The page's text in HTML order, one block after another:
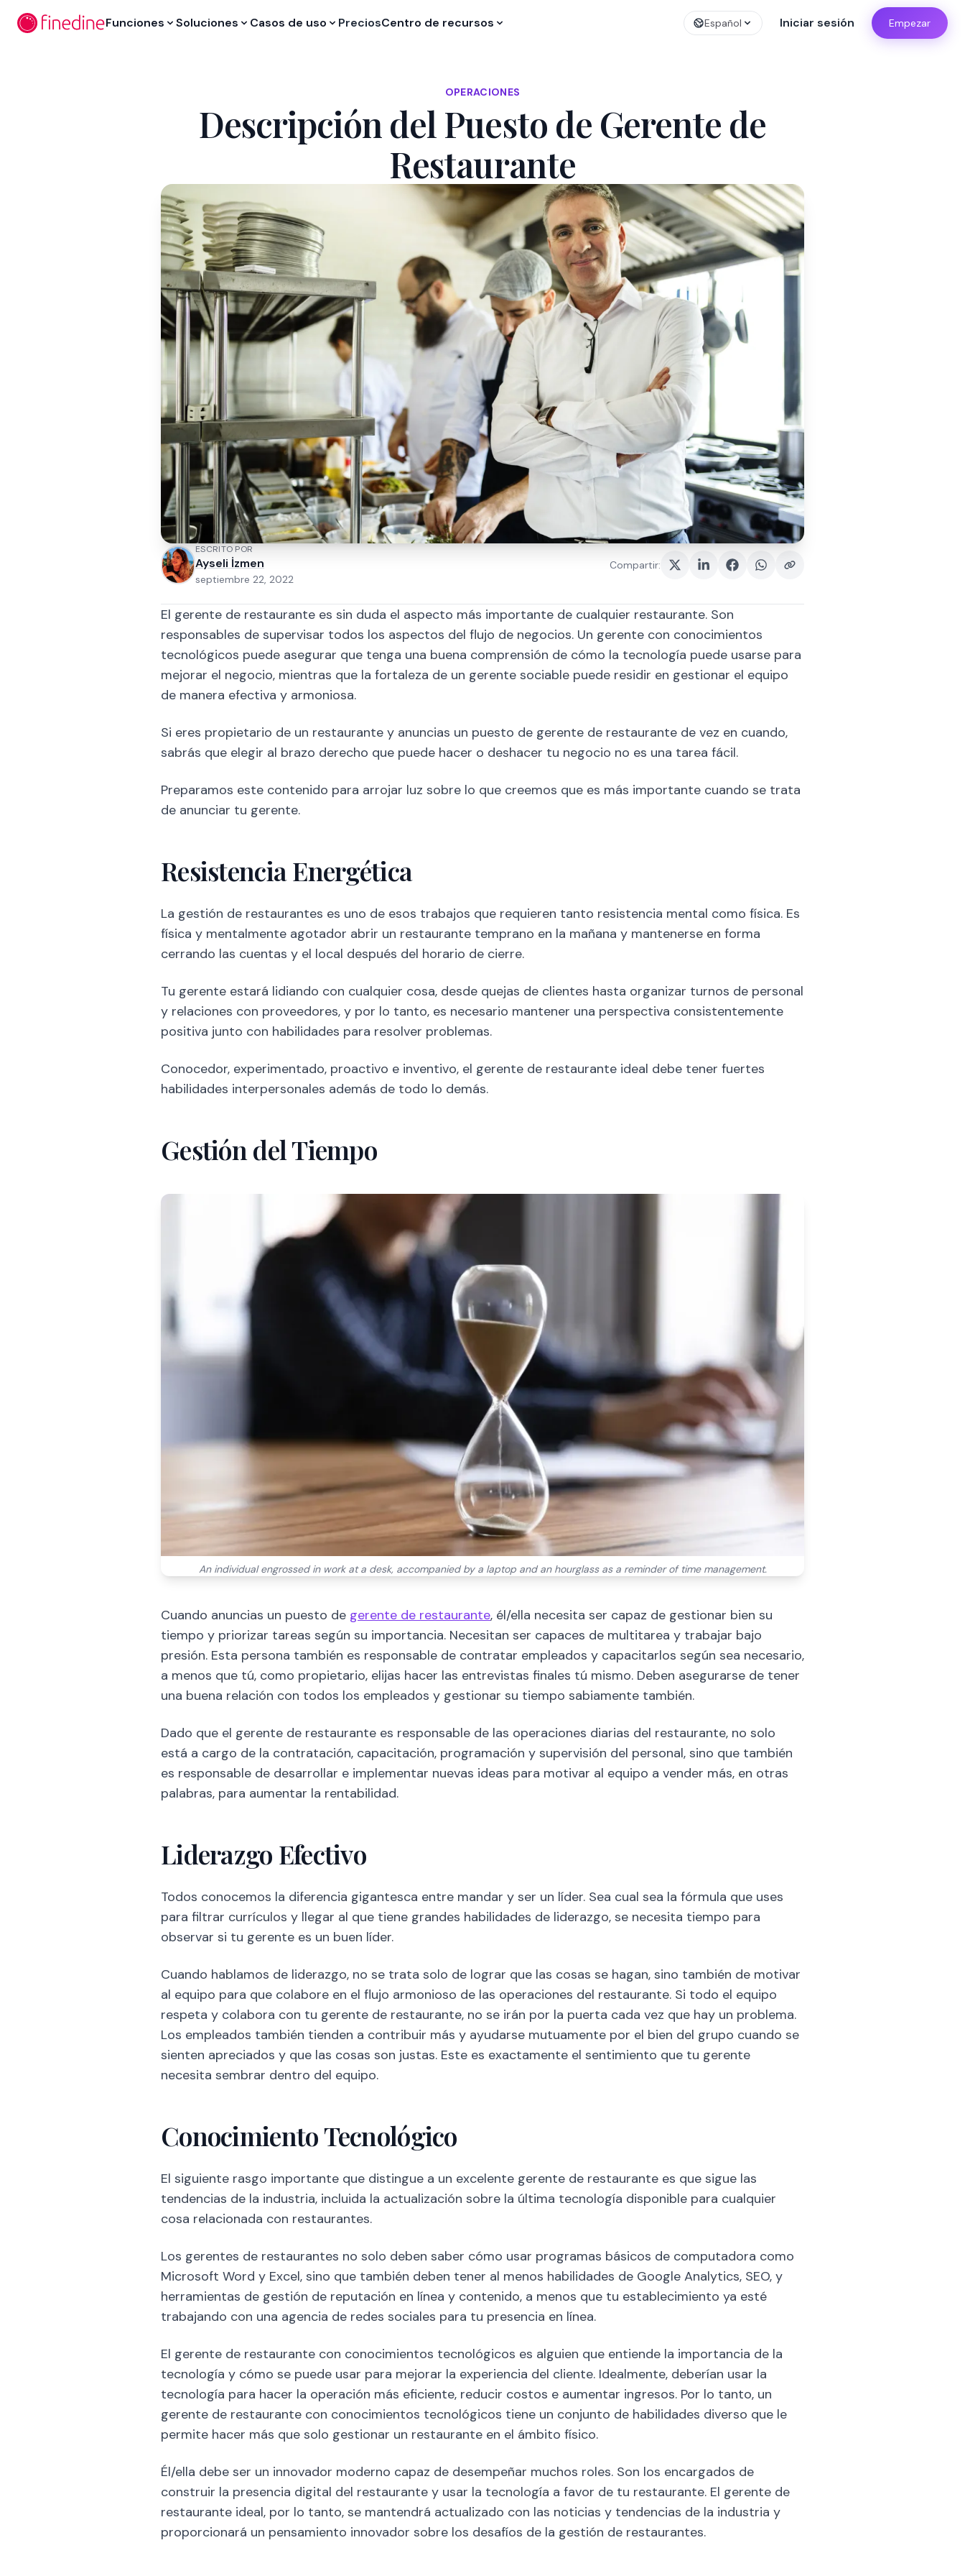
Funciones
Soluciones Casos de uso PreciosCentro de recursos Español Iniciar sesión Empezar
OPERACIONES
Descripción del Puesto de Gerente de
Restaurante
ESCRITO POR
Ayseli İzmen
septiembre 22, 2022
Compartir:
El gerente de restaurante es sin duda el aspecto más importante de cualquier restaurante. Son
responsables de supervisar todos los aspectos del flujo de negocios. Un gerente con conocimientos
tecnológicos puede asegurar que tenga una buena comprensión de cómo la tecnología puede usarse para
mejorar el negocio, mientras que la fortaleza de un gerente sociable puede residir en gestionar el equipo
de manera efectiva y armoniosa.
Si eres propietario de un restaurante y anuncias un puesto de gerente de restaurante de vez en cuando,
sabrás que elegir al brazo derecho que puede hacer o deshacer tu negocio no es una tarea fácil.
Preparamos este contenido para arrojar luz sobre lo que creemos que es más importante cuando se trata
de anunciar tu gerente.
Resistencia Energética
La gestión de restaurantes es uno de esos trabajos que requieren tanto resistencia mental como física. Es
física y mentalmente agotador abrir un restaurante temprano en la mañana y mantenerse en forma
cerrando las cuentas y el local después del horario de cierre.
Tu gerente estará lidiando con cualquier cosa, desde quejas de clientes hasta organizar turnos de personal
y relaciones con proveedores, y por lo tanto, es necesario mantener una perspectiva consistentemente
positiva junto con habilidades para resolver problemas.
Conocedor, experimentado, proactivo e inventivo, el gerente de restaurante ideal debe tener fuertes
habilidades interpersonales además de todo lo demás.
Gestión del Tiempo
An individual engrossed in work at a desk, accompanied by a laptop and an hourglass as a reminder of time management.
Cuando anuncias un puesto de gerente de restaurante, él/ella necesita ser capaz de gestionar bien su
tiempo y priorizar tareas según su importancia. Necesitan ser capaces de multitarea y trabajar bajo
presión. Esta persona también es responsable de contratar empleados y capacitarlos según sea necesario,
a menos que tú, como propietario, elijas hacer las entrevistas finales tú mismo. Deben asegurarse de tener
una buena relación con todos los empleados y gestionar su tiempo sabiamente también.
Dado que el gerente de restaurante es responsable de las operaciones diarias del restaurante, no solo
está a cargo de la contratación, capacitación, programación y supervisión del personal, sino que también
es responsable de desarrollar e implementar nuevas ideas para motivar al equipo a vender más, en otras
palabras, para aumentar la rentabilidad.
Liderazgo Efectivo
Todos conocemos la diferencia gigantesca entre mandar y ser un líder. Sea cual sea la fórmula que uses
para filtrar currículos y llegar al que tiene grandes habilidades de liderazgo, se necesita tiempo para
observar si tu gerente es un buen líder.
Cuando hablamos de liderazgo, no se trata solo de lograr que las cosas se hagan, sino también de motivar
al equipo para que colabore en el flujo armonioso de las operaciones del restaurante. Si todo el equipo
respeta y colabora con tu gerente de restaurante, no se irán por la puerta cada vez que hay un problema.
Los empleados también tienden a contribuir más y ayudarse mutuamente por el bien del grupo cuando se
sienten apreciados y que las cosas son justas. Este es exactamente el sentimiento que tu gerente
necesita sembrar dentro del equipo.
Conocimiento Tecnológico
El siguiente rasgo importante que distingue a un excelente gerente de restaurante es que sigue las
tendencias de la industria, incluida la actualización sobre la última tecnología disponible para cualquier
cosa relacionada con restaurantes.
Los gerentes de restaurantes no solo deben saber cómo usar programas básicos de computadora como
Microsoft Word y Excel, sino que también deben tener al menos habilidades de Google Analytics, SEO, y
herramientas de gestión de reputación en línea y contenido, a menos que tu establecimiento ya esté
trabajando con una agencia de redes sociales para tu presencia en línea.
El gerente de restaurante con conocimientos tecnológicos es alguien que entiende la importancia de la
tecnología y cómo se puede usar para mejorar la experiencia del cliente. Idealmente, deberían usar la
tecnología para hacer la operación más eficiente, reducir costos e aumentar ingresos. Por lo tanto, un
gerente de restaurante con conocimientos tecnológicos tiene un conjunto de habilidades diverso que le
permite hacer más que solo gestionar un restaurante en el ámbito físico.
Él/ella debe ser un innovador moderno capaz de desempeñar muchos roles. Son los encargados de
construir la presencia digital del restaurante y usar la tecnología a favor de tu restaurante. El gerente de
restaurante ideal, por lo tanto, se mantendrá actualizado con las noticias y tendencias de la industria y
proporcionará un pensamiento innovador sobre los desafíos de la gestión de restaurantes.